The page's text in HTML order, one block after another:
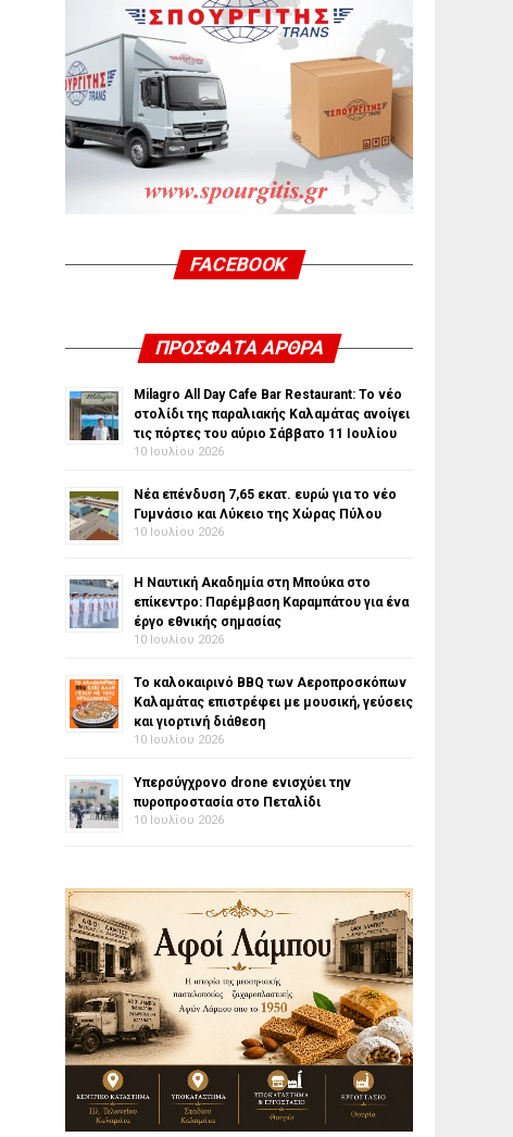
FACEBOOK
ΠΡΌΣΦΑΤΑ ΆΡΘΡΑ
Milagro All Day Cafe Bar Restaurant: Το νέο
στολίδι της παραλιακής Καλαμάτας ανοίγει
τις πόρτες του αύριο Σάββατο 11 Ιουλίου
10 Ιουλίου 2026
Νέα επένδυση 7,65 εκατ. ευρώ για το νέο
Γυμνάσιο και Λύκειο της Χώρας Πύλου
10 Ιουλίου 2026
Η Ναυτική Ακαδημία στη Μπούκα στο
επίκεντρο: Παρέμβαση Καραμπάτου για ένα
έργο εθνικής σημασίας
10 Ιουλίου 2026
Το καλοκαιρινό BBQ των Αεροπροσκόπων
Καλαμάτας επιστρέφει με μουσική, γεύσεις
και γιορτινή διάθεση
10 Ιουλίου 2026
Υπερσύγχρονο drone ενισχύει την
πυροπροστασία στο Πεταλίδι
10 Ιουλίου 2026